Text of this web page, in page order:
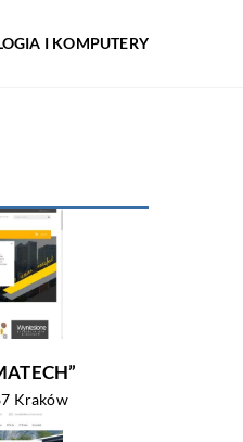
I KOMPUTERY
Kraków